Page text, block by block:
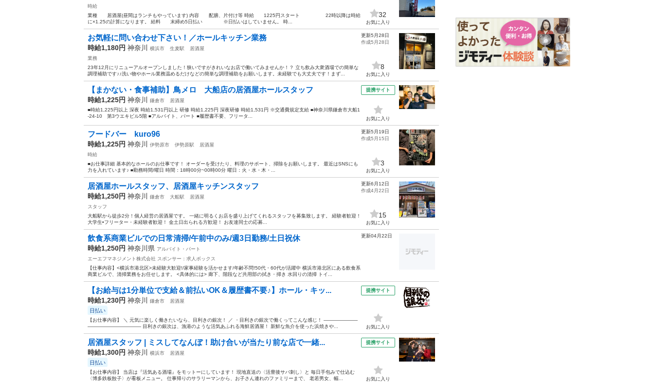
時給
業種 居酒屋(昼間はランチもやっています) 内容 配膳、片付け等 時給 1225円スタート 22時以降は時給
に×1.25の計算になります。 給料 末締め5日払い ※日払いはしていません。 時...
32
お気に入り
お気軽に問い合わせ下さい！／ホールキッチン業務
時給1,180円 神奈川 横浜市 生麦駅
居酒屋
業務
23年12月にリニューアルオープンしました！狭いですがきれいなお店で働いてみませんか！？ 立ち飲み大衆酒場での簡単な
調理補助です♪♪洗い物やホール業務温めるだけなどの簡単な調理補助をお願いします。未経験でも大丈夫です！まず...
更新5月28日
作成5月28日
8
お気に入り
【まかない・食事補助】鳥メロ 大船店の居酒屋ホールスタッフ
時給1,225円 神奈川 鎌倉市
居酒屋
■時給1,225円以上 深夜 時給1,531円以上 研修 時給1,225円 深夜研修 時給1,531円 ※交通費規定支給 ■神奈川県鎌倉市大船1
-24-10 第3ウエキビル5階 ■アルバイト、パート ■履歴書不要、フリータ...
提携サイト
お気に入り
フードバー kuro96
時給1,225円 神奈川 伊勢原市 伊勢原駅
居酒屋
時給
■お仕事詳細 基本的なホールのお仕事です！ オーダーを受けたり、料理のサポート、掃除をお願いします。 最近はSNSにも
力を入れています♪ ■勤務時間/曜日 時間：18時00分~00時00分 曜日：火・水・木・...
更新5月19日
作成5月15日
3
お気に入り
居酒屋ホールスタッフ、居酒屋キッチンスタッフ
時給1,250円 神奈川 鎌倉市 大船駅
居酒屋
スタッフ
大船駅から徒歩2分！個人経営の居酒屋です。 一緒に明るくお店を盛り上げてくれるスタッフを募集致します。 経験者歓迎！
大学生•フリーター・未経験者歓迎！ 金土日出られる方歓迎！ お友達同士の応募...
更新6月12日
作成4月22日
15
お気に入り
飲食系商業ビルでの日常清掃/午前中のみ/週3日勤務/土日祝休
時給1,250円 神奈川県 アルバイト・パート
エーエフマネジメント株式会社 スポンサー：求人ボックス
【仕事内容】<横浜市港北区>未経験大歓迎!/家事経験を活かせます/年齢不問!50代・60代が活躍中 横浜市港北区にある飲食系
商業ビルで、清掃業務をお任せします。 <具体的には> 廊下、階段など共用部の拭き・掃き 水回りの清掃 トイ...
更新04月22日
【お給与は1分単位で支給＆前払いOK＆履歴書不要♪】ホール・キッ...
時給1,230円 神奈川 鎌倉市 居酒屋
日払い
【お仕事内容】 ＼ 元気に楽しく働きたいなら、目利きの銀次！ ／ ・目利きの銀次で働くってこんな感じ！ ―――――――
――――――――――― 目利きの銀次は、漁港のような活気あふれる海鮮居酒屋！ 新鮮な魚介を使った浜焼きや...
提携サイト
お気に入り
居酒屋スタッフ | ミスしてなんぼ！助け合いが当たり前な店で一緒...
時給1,300円 神奈川 横浜市 居酒屋
日払い
【お仕事内容】 当店は『活気ある酒場』をモットーにしています！ 現地直送の〈活豊後サバ刺し〉と 毎日手包みで仕込む
〈博多鉄板餃子〉が看板メニュー。 仕事帰りのサラリーマンから、お子さん連れのファミリーまで、 老若男女、幅...
提携サイト
お気に入り